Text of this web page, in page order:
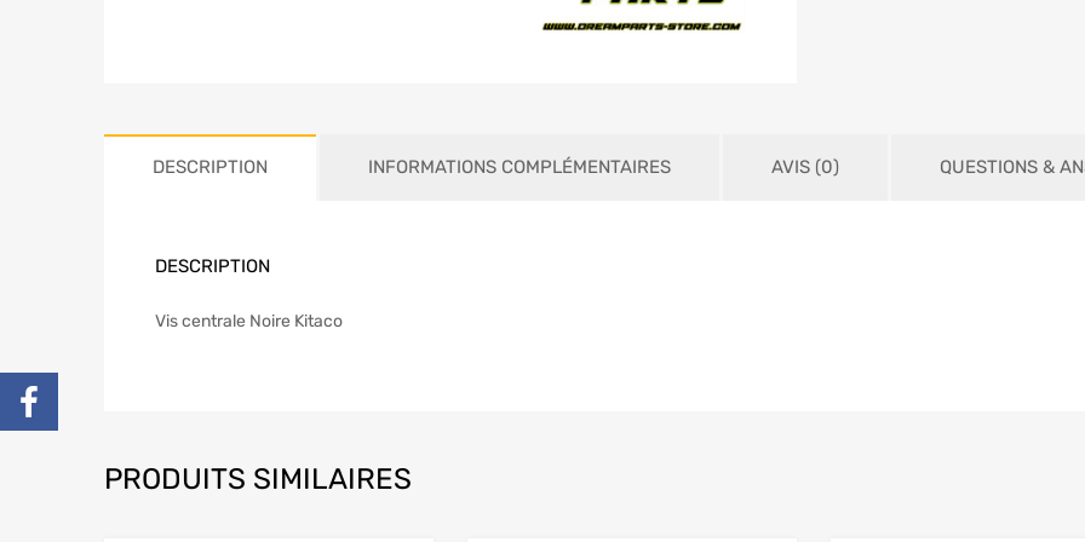
DESCRIPTION INFORMATIONS COMPLÉMENTAIRES AVIS (0) QUESTIONS &
DESCRIPTION
Vis centrale Noire Kitaco
PRODUITS SIMILAIRES